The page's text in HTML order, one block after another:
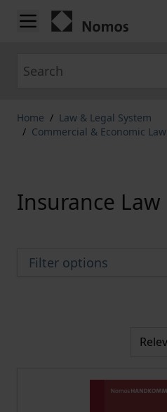
Skip to Content
Home / Law & Legal System
/ Commercial & Economic Law
Insurance Law
Filter options